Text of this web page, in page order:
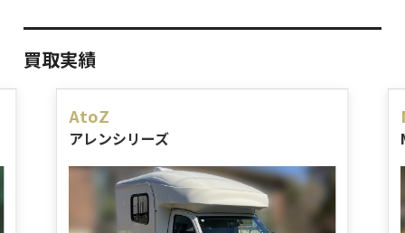
買取実績
AtoZ
アレンシリーズ